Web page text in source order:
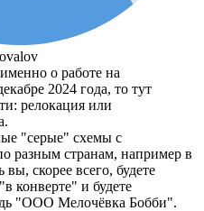
о работе на
2024 года, то тут
релокация или
"серые" схемы с
разным странам, например в
скорее всего, будете
конверте" и будете
"ООО Мелочёвка Бобби".